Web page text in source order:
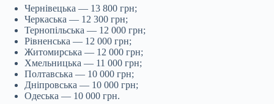
Чернівецька — 13 800 грн;
Черкаська — 12 300 грн;
Тернопільська — 12 000 грн;
Рівненська — 12 000 грн;
Житомирська — 12 000 грн;
Хмельницька — 11 000 грн;
Полтавська — 10 000 грн;
Дніпровська — 10 000 грн;
Одеська — 10 000 грн.